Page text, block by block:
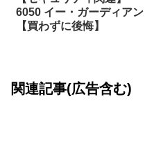
6050 イー・ガーディアン
【買わずに後悔】
関連記事(広告含む)